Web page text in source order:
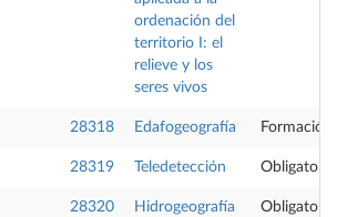
ordenación del
territorio I: el
relieve y los
seres vivos
28318 Edafogeografía Formación
28319 Teledetección Obligatoria
28320 Hidrogeografía Obligatoria